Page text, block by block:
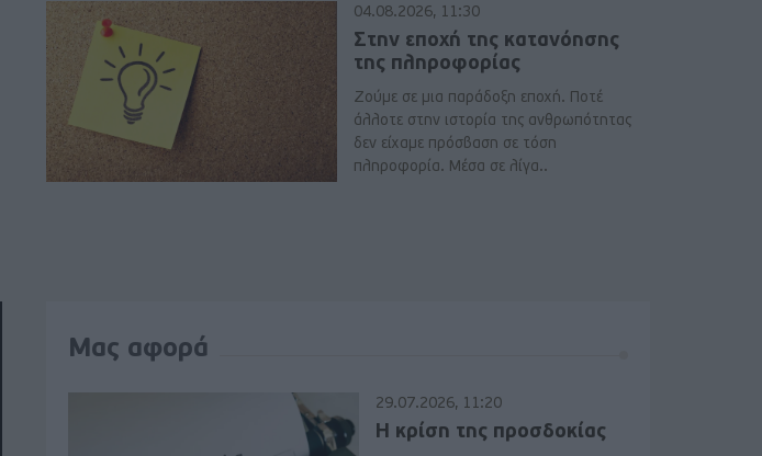
04.08.2026, 11:30
Στην εποχή της κατανόησης
της πληροφορίας
Ζούμε σε μια παράδοξη εποχή. Ποτέ
άλλοτε στην ιστορία της ανθρωπότητας
δεν είχαμε πρόσβαση σε τόση
πληροφορία. Μέσα σε λίγα..
Μας αφορά
29.07.2026, 11:20
Η κρίση της προσδοκίας